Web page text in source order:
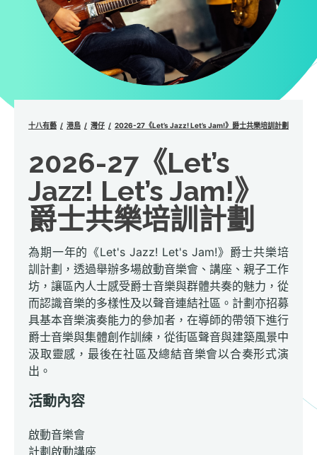
十八有藝 港島 灣仔 2026-27《Let’s Jazz! Let’s Jam!》爵士共樂培訓計劃
2026-27《Let’s
Jazz! Let’s Jam!》
爵士共樂培訓計劃
為期一年的《Let's Jazz! Let's Jam!》爵士共樂培
訓計劃，透過舉辦多場啟動音樂會、講座、親子工作
坊，讓區內人士感受爵士音樂與群體共奏的魅力，從
而認識音樂的多樣性及以聲音連結社區。計劃亦招募
具基本音樂演奏能力的參加者，在導師的帶領下進行
爵士音樂與集體創作訓練，從街區聲音與建築風景中
汲取靈感，最後在社區及總結音樂會以合奏形式演
出。
活動內容
啟動音樂會
計劃啟動講座